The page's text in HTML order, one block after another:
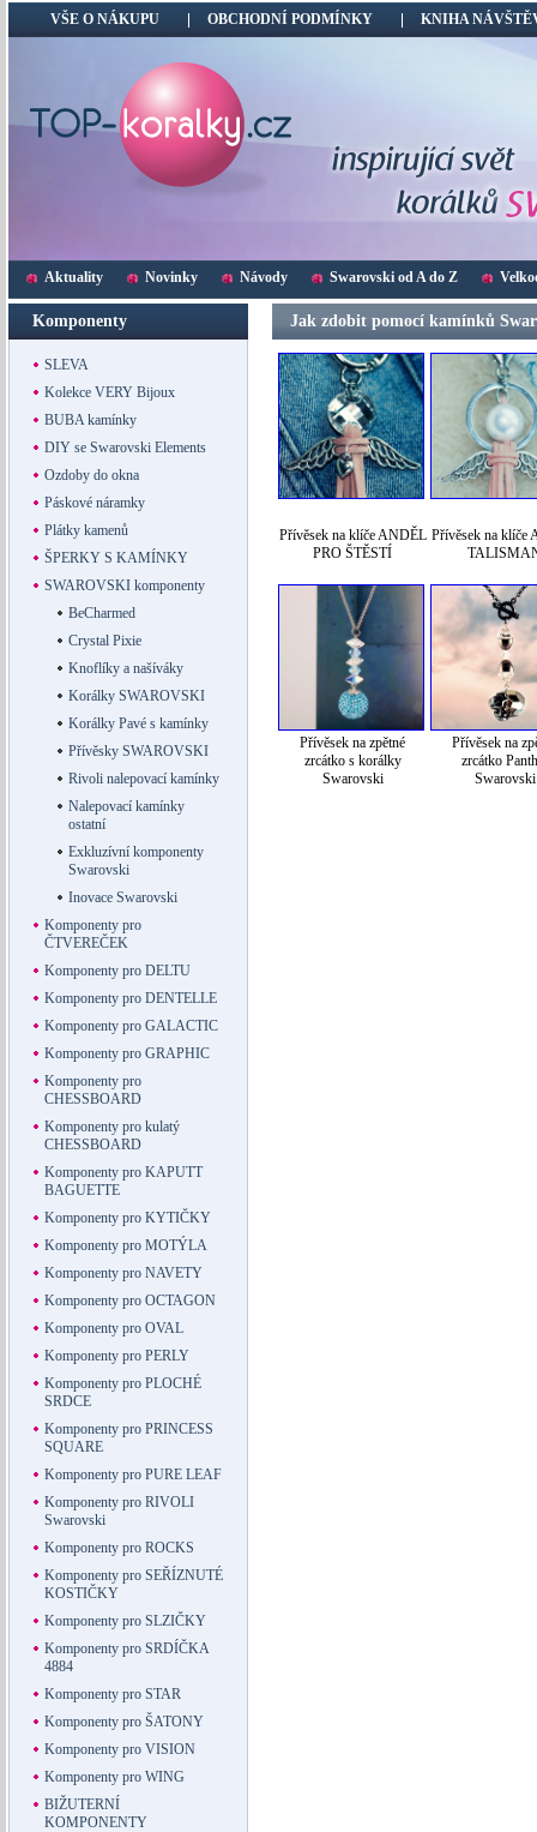
VŠE O NÁKUPU OBCHODNÍ PODMÍNKY KNIHA
Aktuality Novinky Návody Swarovski od A do Z
Komponenty
SLEVA
Kolekce VERY Bijoux
BUBA kamínky
DIY se Swarovski Elements
Ozdoby do okna
Páskové náramky
Plátky kamenů
ŠPERKY S KAMÍNKY
SWAROVSKI komponenty
BeCharmed
Crystal Pixie
Knoflíky a našíváky
Korálky SWAROVSKI
Korálky Pavé s kamínky
Přívěsky SWAROVSKI
Rivoli nalepovací kamínky
Nalepovací kamínky
ostatní
Exkluzívní komponenty
Swarovski
Inovace Swarovski
Komponenty pro
ČTVEREČEK
Komponenty pro DELTU
Komponenty pro DENTELLE
Komponenty pro GALACTIC
Komponenty pro GRAPHIC
Komponenty pro
CHESSBOARD
Komponenty pro kulatý
CHESSBOARD
Komponenty pro KAPUTT
BAGUETTE
Komponenty pro KYTIČKY
Komponenty pro MOTÝLA
Komponenty pro NAVETY
Komponenty pro OCTAGON
Komponenty pro OVAL
Komponenty pro PERLY
Komponenty pro PLOCHÉ
SRDCE
Komponenty pro PRINCESS
SQUARE
Komponenty pro PURE LEAF
Komponenty pro RIVOLI
Swarovski
Komponenty pro ROCKS
Komponenty pro SEŘÍZNUTÉ
KOSTIČKY
Komponenty pro SLZIČKY
Komponenty pro SRDÍČKA
4884
Komponenty pro STAR
Komponenty pro ŠATONY
Komponenty pro VISION
Komponenty pro WING
BIŽUTERNÍ
KOMPONENTY
Jak zdobit pomocí kamínků
Přívěsek na klíče ANDĚL
PRO ŠTĚSTÍ
Přívěsek na klíče
Přívěsek na zpětné
zrcátko s korálky
Swarovski
Přívěsek na
zrcátko
Swarovski